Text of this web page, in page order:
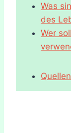
Was
des
Wer
Quellen